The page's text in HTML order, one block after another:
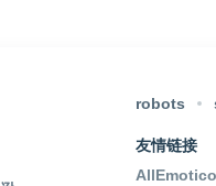
robots
友情链接